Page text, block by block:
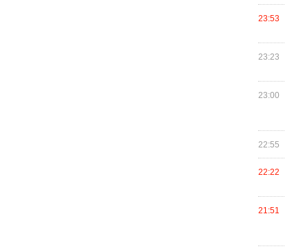
23:53
23:23
23:00
22:55
22:22
21:51